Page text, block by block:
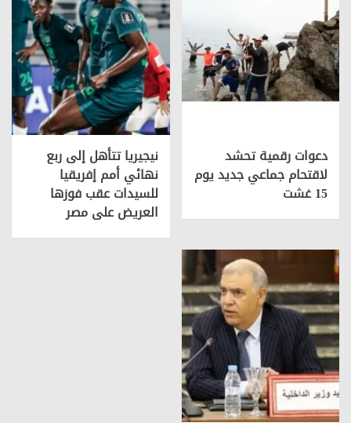
دعوات رقمية تحشد
لاقتحام جماعي جديد يوم
15 غشت
نيجيريا تتأهل إلى ربع
نهائي أمم إفريقيا
للسيدات عقب فوزها
العريض على مصر